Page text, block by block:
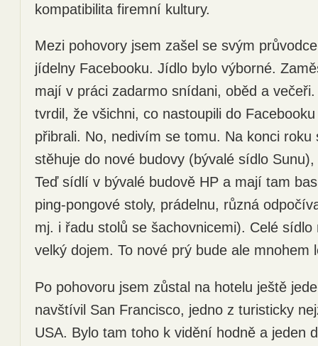
kompatibilita firemní kultury.
Mezi pohovory jsem zašel se svým
jídelny Facebooku. Jídlo bylo výborné.
mají v práci zadarmo snídani, oběd a
tvrdil, že všichni, co nastoupili do
přibrali. No, nedivím se tomu. Na konci roku
stěhuje do nové budovy (bývalé sídlo
Teď sídlí v bývalé budově HP a mají tam
ping-pongové stoly, prádelnu, různá
mj. i řadu stolů se šachovnicemi). Celé sídlo
velký dojem. To nové prý bude ale mnohem
Po pohovoru jsem zůstal na hotelu ještě
navštívil San Francisco, jedno z turisticky
USA. Bylo tam toho k vidění hodně a jeden